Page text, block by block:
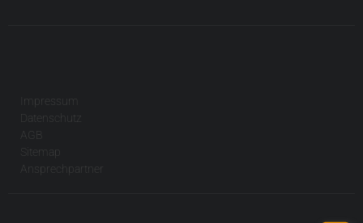
Impressum
Datenschutz
AGB
Sitemap
Ansprechpartner